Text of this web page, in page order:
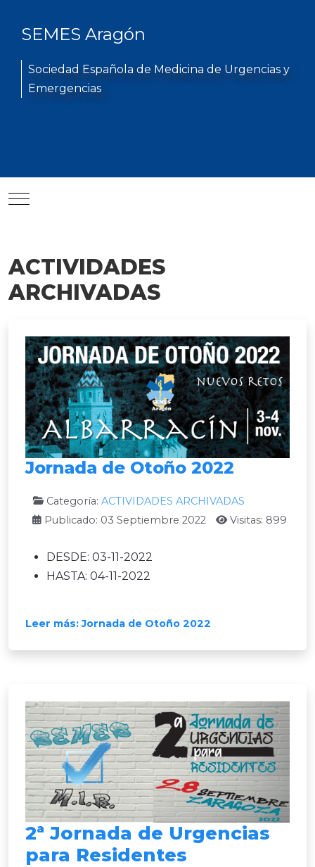
SEMES Aragón
Sociedad Española de Medicina de Urgencias y
Emergencias
Mobile Menu Toggle
ACTIVIDADES
ARCHIVADAS
Jornada de Otoño 2022
Categoría: ACTIVIDADES ARCHIVADAS
Publicado: 03 Septiembre 2022
Visitas: 899
DESDE: 03-11-2022
HASTA: 04-11-2022
Leer más: Jornada de Otoño 2022
2ª Jornada de Urgencias
para Residentes